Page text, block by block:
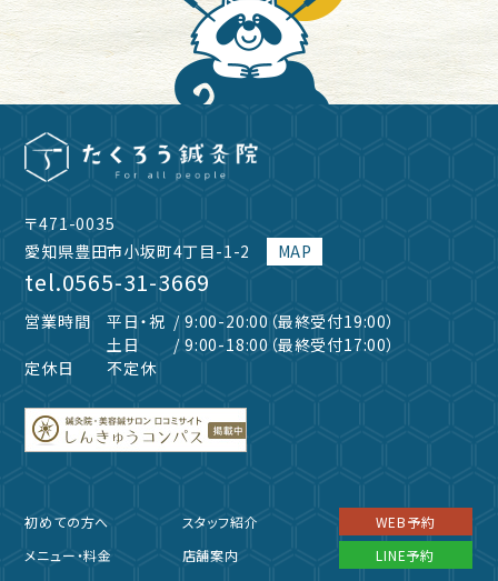
〒471-0035
愛知県豊田市小坂町4丁目-1-2
MAP
tel.0565-31-3669
営業時間 平日・祝 / 9:00-20:00（最終受付19:00）
土日
/ 9:00-18:00（最終受付17:00）
定休日
不定休
初めての方へ
メニュー・料金
スタッフ紹介
店舗案内
WEB予約
LINE予約